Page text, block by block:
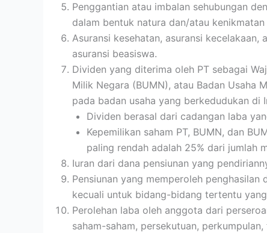
Penggantian atau imbalan sehubungan
dalam bentuk natura dan/atau
Asuransi kesehatan, asuransi kecelakaan,
asuransi beasiswa.
Dividen yang diterima oleh PT sebagai
Milik Negara (BUMN), atau Badan Usaha
pada badan usaha yang berkedudukan di
Dividen berasal dari cadangan laba
Kepemilikan saham PT, BUMN, dan
paling rendah adalah 25% dari jumlah
Iuran dari dana pensiunan yang
Pensiunan yang memperoleh
kecuali untuk bidang-bidang tertentu
Perolehan laba oleh anggota dari
saham-saham, persekutuan,